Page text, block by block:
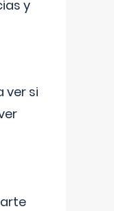
y
ver si